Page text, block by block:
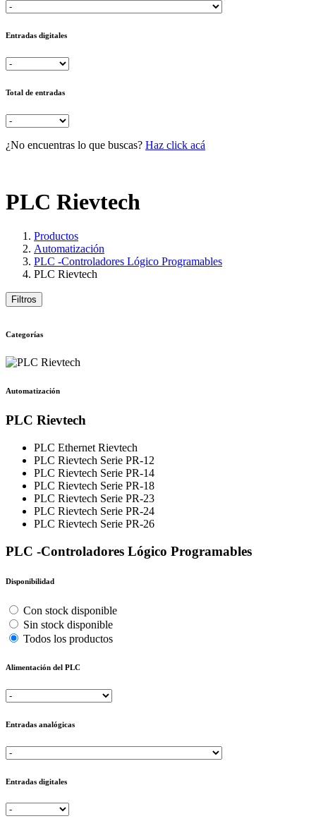
Entradas digitales
Total de entradas
¿No encuentras lo que buscas? Haz click acá
PLC Rievtech
Productos
Automatización
PLC -Controladores Lógico Programables
PLC Rievtech
Filtros
Categorías
Automatización
PLC Rievtech
PLC Ethernet Rievtech
PLC Rievtech Serie PR-12
PLC Rievtech Serie PR-14
PLC Rievtech Serie PR-18
PLC Rievtech Serie PR-23
PLC Rievtech Serie PR-24
PLC Rievtech Serie PR-26
PLC -Controladores Lógico Programables
Disponibilidad
Con stock disponible
Sin stock disponible
Todos los productos
Alimentación del PLC
Entradas analógicas
Entradas digitales